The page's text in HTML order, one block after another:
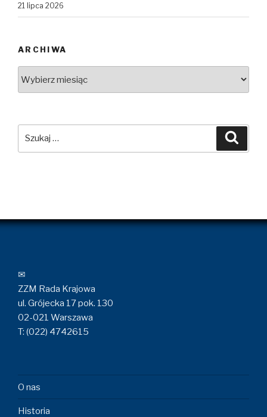
21 lipca 2026
ARCHIWA
✉
ZZM Rada Krajowa
ul. Grójecka 17 pok. 130
02-021 Warszawa
T: (022) 4742615
O nas
Historia